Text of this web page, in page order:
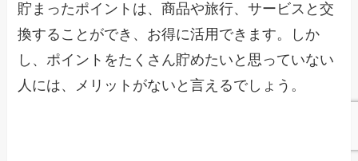
貯まったポイントは、商品や旅行、サービスと交
換することができ、お得に活用できます。しか
し、ポイントをたくさん貯めたいと思っていない
人には、メリットがないと言えるでしょう。